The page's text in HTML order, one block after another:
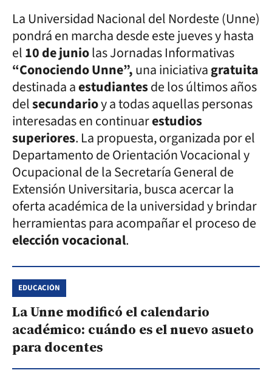
La Universidad Nacional del Nordeste (Unne)
pondrá en marcha desde este jueves y hasta
el10 de juniolas Jornadas Informativas
“Conociendo Unne”,una iniciativagratuita
destinada aestudiantesde los últimos años
delsecundarioy a todas aquellas personas
interesadas en continuarestudios
superiores. La propuesta, organizada por el
Departamento de Orientación Vocacional y
Ocupacional de la Secretaría General de
Extensión Universitaria, busca acercar la
oferta académica de la universidad y brindar
herramientas para acompañar el proceso de
elección vocacional.
EDUCACIÓN
La Unne modificó el calendario
académico: cuándo es el nuevo asueto
para docentes